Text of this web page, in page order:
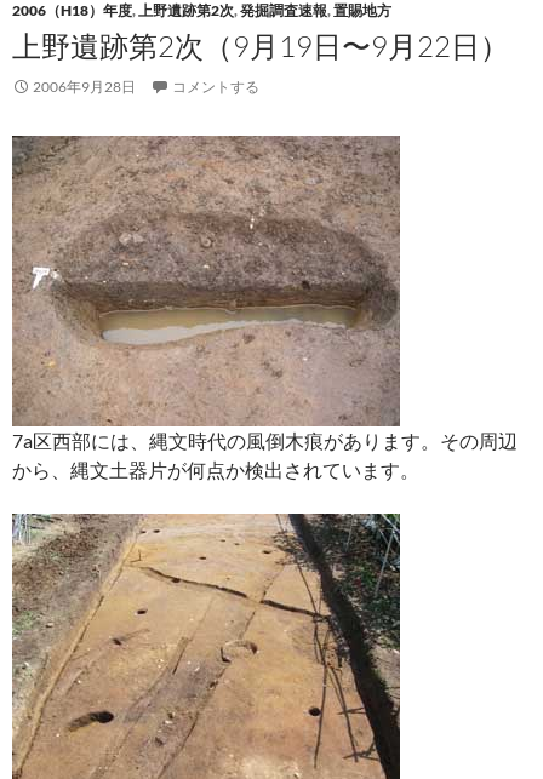
2006（H18）年度,上野遺跡第2次,発掘調査速報,置賜地方
上野遺跡第2次（9月19日〜9月22日）
2006年9月28日 コメントする
7a区西部には、縄文時代の風倒木痕があります。その周辺
から、縄文土器片が何点か検出されています。